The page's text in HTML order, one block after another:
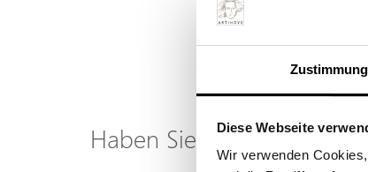
Zustimmung
Diese Webseite
Wir verwenden
Haben Sie eine Frage zu